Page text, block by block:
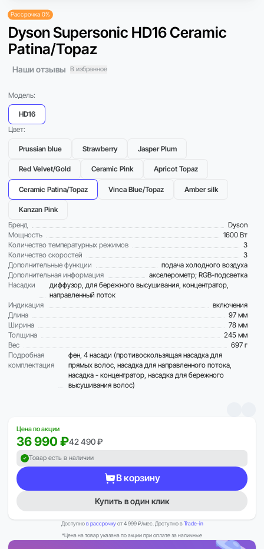
Dyson Supersonic HD16 Ceramic
Patina/Topaz
Наши отзывы В избранное
Рассрочка 0%
Модель:
HD16
Цвет:
Prussian blue Strawberry Jasper Plum
Red Velvet/Gold Ceramic Pink Apricot Topaz
Ceramic Patina/Topaz Vinca Blue/Topaz Amber silk
Kanzan Pink
Бренд
Dyson
Мощность
1600 Вт
Количество температурных режимов
3
Количество скоростей
3
Дополнительные функции
подача холодного воздуха
Дополнительная информация
акселерометр; RGB-подсветка
Насадки
диффузор, для бережного высушивания, концентратор,
направленный поток
Индикация
включения
Длина
97 мм
Ширина
78 мм
Толщина
245 мм
Вес
697 г
Подробная
комплектация
фен, 4 насади (противоскользящая насадка для
прямых волос, насадка для направленного потока,
насадка - концентратор, насадка для бережного
высушивания волос)
Цена по акции
36 990 ₽42 490 ₽
Товар есть в наличии
В корзину
Купить в один клик
Доступнов рассрочкуот 4 999 ₽/мес. Доступно вTrade-in
*Цена на товар указана по акции при оплате за наличные